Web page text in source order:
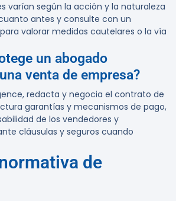
varían según la acción y la naturaleza
antes y consulte con un
valorar medidas cautelares o la vía
un abogado
venta de empresa?
redacta y negocia el contrato de
garantías y mecanismos de pago,
de los vendedores y
cláusulas y seguros cuando
de